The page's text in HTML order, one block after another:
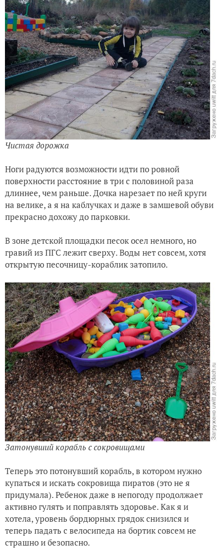
Чистая дорожка
Ноги радуются возможности идти по ровной
поверхности расстояние в три с половиной раза
длиннее, чем раньше. Дочка нарезает по ней круги
на велике, а я на каблучках и даже в замшевой обуви
прекрасно дохожу до парковки.
В зоне детской площадки песок осел немного, но
гравий из ПГС лежит сверху. Воды нет совсем, хотя
открытую песочницу-кораблик затопило.
Затонувший корабль с сокровищами
Теперь это потонувший корабль, в котором нужно
купаться и искать сокровища пиратов (это не я
придумала). Ребенок даже в непогоду продолжает
активно гулять и поправлять здоровье. Как я и
хотела, уровень бордюрных грядок снизился и
теперь падать с велосипеда на бортик совсем не
страшно и безопасно.